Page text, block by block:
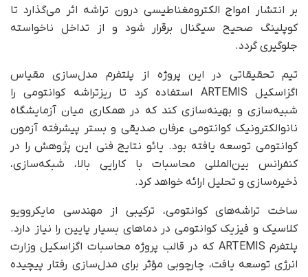
بر انتشار امواج الکترومغناطیسی درون تراشه اثر می‌گذارد تا
کوپلینگ صحیح سیگنال برقرار شود و از تداخل ناخواسته
جلوگیری گردد.
تیم تحقیقاتی در این پروژه از پلتفرم مدل‌سازی مقیاس
اگزاسکیل ARTEMIS استفاده کرد تا ریزتراشه کوانتومی را
شبیه‌سازی و بهینه‌سازی کند که در همکاری میان آزمایشگاه
نانوالکترونیک کوانتومی عرفان صدیقی و بستر پیشرفته آزمون
کوانتومی توسعه یافته بود. یائو نتایج فنی این پژوهش را در
کنفرانس بین‌المللی محاسبات با کارایی بالا، شبکه‌سازی،
ذخیره‌سازی و تحلیل ارائه خواهد کرد.
ساخت تراشه‌های کوانتومی، ترکیبی از مهندسی مایکروویو
کلاسیک و فیزیک کوانتومی در دماهای بسیار پایین را نیاز دارد.
پلتفرم ARTEMIS که در قالب پروژه محاسبات اگزاسکیل وزارت
انرژی توسعه یافت، چارچوبی مؤثر برای مدل‌سازی رفتار پیچیده